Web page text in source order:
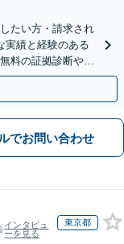
たい方・請求され
実績と経験のある
料の証拠診断や着
さい。
でお問い合わせ
インタビュ
ーを見る
東京都